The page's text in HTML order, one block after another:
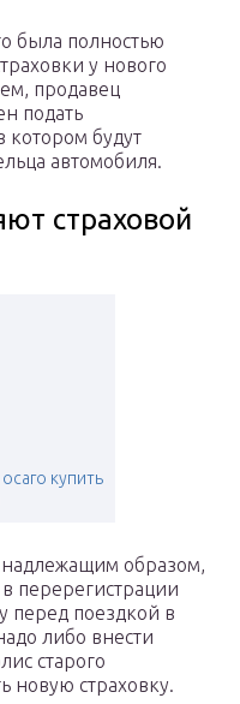
была полностью
у нового
продавец
подать
котором будут
автомобиля.
страховой
купить
образом,
перерегистрации
поездкой в
либо внести
старого
новую страховку.